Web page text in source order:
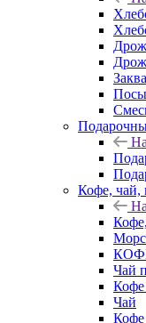
Кофе, чай,
Чай
Кофе
Чай